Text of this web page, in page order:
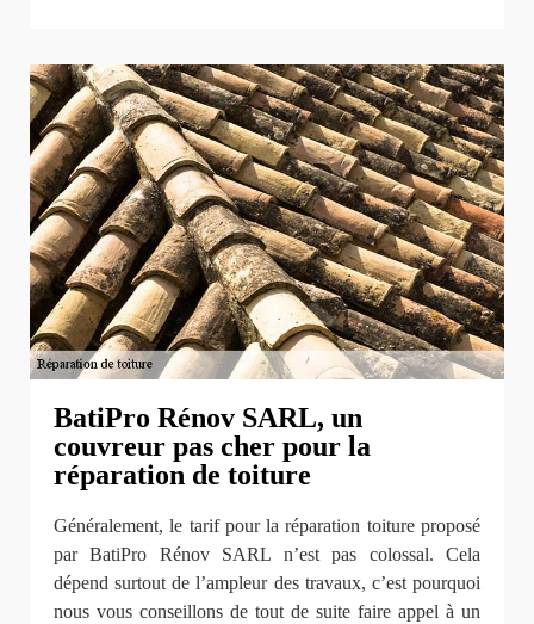
BatiPro Rénov SARL, un
couvreur pas cher pour la
réparation de toiture
Généralement, le tarif pour la réparation toiture proposé
par BatiPro Rénov SARL n’est pas colossal. Cela
dépend surtout de l’ampleur des travaux, c’est pourquoi
nous vous conseillons de tout de suite faire appel à un